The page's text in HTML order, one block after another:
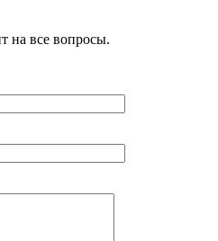
на все вопросы.